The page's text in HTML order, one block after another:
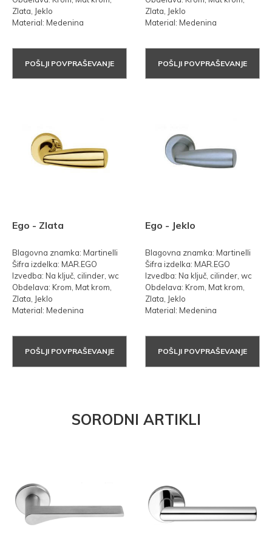
Zlata, Jeklo
Material: Medenina
POŠLJI POVPRAŠEVANJE
Zlata, Jeklo
Material: Medenina
POŠLJI POVPRAŠEVANJE
Ego - Zlata
Blagovna znamka: Martinelli
Šifra izdelka: MAR.EGO
Izvedba: Na ključ, cilinder, wc
Obdelava: Krom, Mat krom,
Zlata, Jeklo
Material: Medenina
POŠLJI POVPRAŠEVANJE
Ego - Jeklo
Blagovna znamka: Martinelli
Šifra izdelka: MAR.EGO
Izvedba: Na ključ, cilinder, wc
Obdelava: Krom, Mat krom,
Zlata, Jeklo
Material: Medenina
POŠLJI POVPRAŠEVANJE
SORODNI ARTIKLI